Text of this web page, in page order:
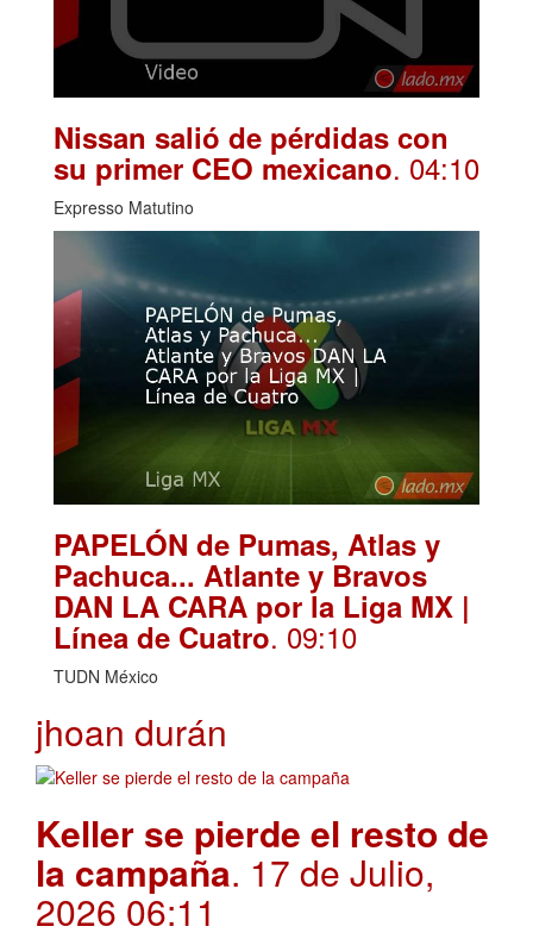
Nissan salió de pérdidas con
su primer CEO mexicano. 04:10
Expresso Matutino
PAPELÓN de Pumas, Atlas y
Pachuca... Atlante y Bravos
DAN LA CARA por la Liga MX |
Línea de Cuatro. 09:10
TUDN México
jhoan durán
Keller se pierde el resto de
la campaña. 17 de Julio,
2026 06:11